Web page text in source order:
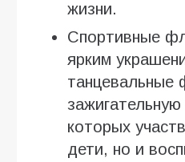
жизни.
Спортивные
ярким
которых
дети, но и